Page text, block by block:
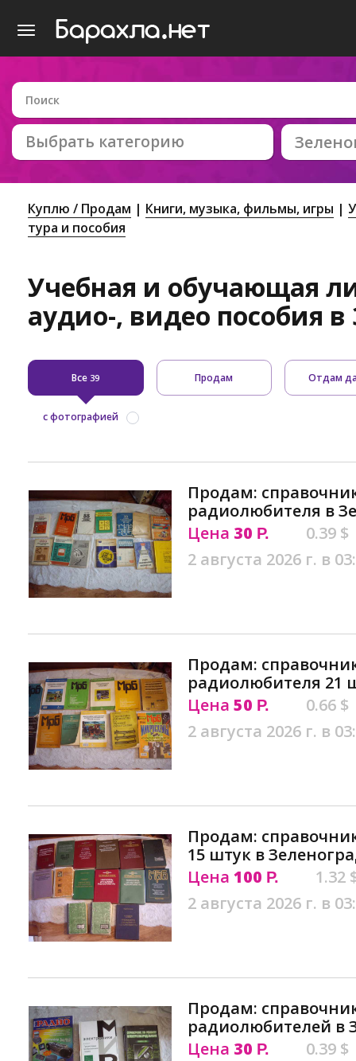
Выбрать категорию
Куплю / Продам Книги, музыка, фильмы, игры
тура и пособия
Учебная и обучающая
аудио-, видео пособия в
Все39 Продам Отдам
с фотографией
Продам:
радиолюбителя в
Цена 30 Р.
0.39 $
2 августа 2026 г. в
Продам:
радиолюбителя 21
Цена 50 Р.
0.66 $
2 августа 2026 г. в
Продам:
15 штук в
Цена 100 Р.
1.32
2 августа 2026 г. в
Продам:
радиолюбителей в
Цена 30 Р.
0.39 $